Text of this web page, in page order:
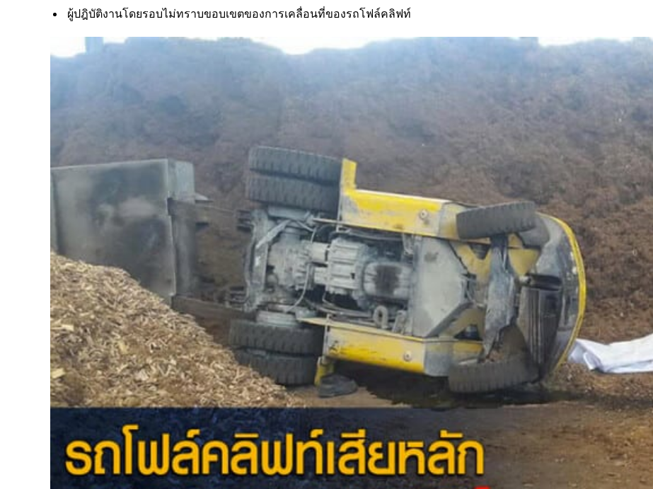
ผู้ปฎิบัติงานโดยรอบไม่ทราบขอบเขตของการเคลื่อนที่ของรถโฟล์คลิฟท์